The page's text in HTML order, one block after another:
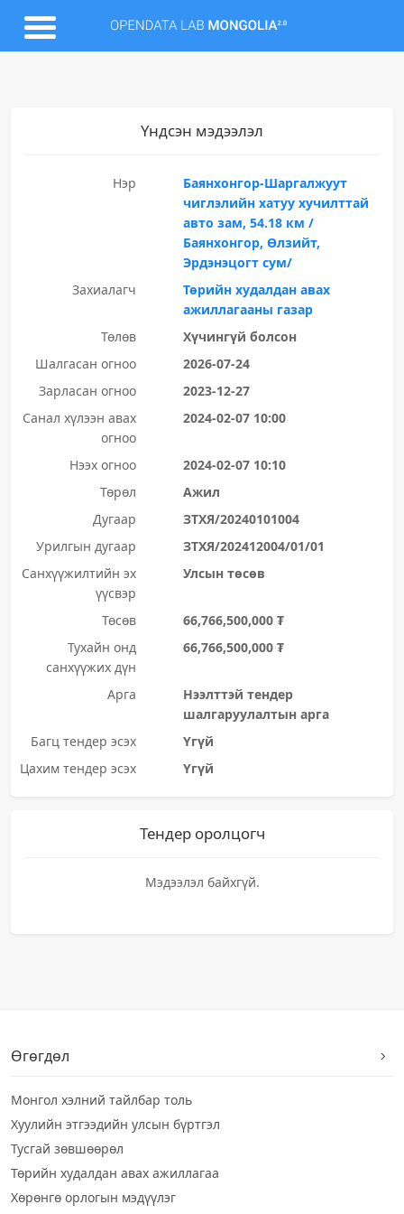
Үндсэн мэдээлэл
Нэр
Баянхонгор-Шаргалжуут
чиглэлийн хатуу хучилттай
авто зам, 54.18 км /
Баянхонгор, Өлзийт,
Эрдэнэцогт сум/
Захиалагч
Төрийн худалдан авах
ажиллагааны газар
Төлөв
Хүчингүй болсон
Шалгасан огноо
2026-07-24
Зарласан огноо
2023-12-27
Санал хүлээн авах
огноо
2024-02-07 10:00
Нээх огноо
2024-02-07 10:10
Төрөл
Ажил
Дугаар
ЗТХЯ/20240101004
Урилгын дугаар
ЗТХЯ/202412004/01/01
Санхүүжилтийн эх
үүсвэр
Улсын төсөв
Төсөв
66,766,500,000 ₮
Тухайн онд
санхүүжих дүн
66,766,500,000 ₮
Арга
Нээлттэй тендер
шалгаруулалтын арга
Багц тендер эсэх
Үгүй
Цахим тендер эсэх
Үгүй
Тендер оролцогч
Мэдээлэл байхгүй.
Өгөгдөл
Монгол хэлний тайлбар толь
Хуулийн этгээдийн улсын бүртгэл
Тусгай зөвшөөрөл
Төрийн худалдан авах ажиллагаа
Хөрөнгө орлогын мэдүүлэг